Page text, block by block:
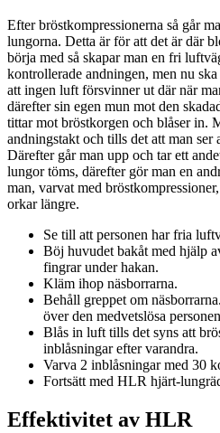
Efter bröstkompressionerna så går
lungorna. Detta är för att det är där
börja med så skapar man en fri
kontrollerade andningen, men nu
att ingen luft försvinner ut där när
därefter sin egen mun mot den
tittar mot bröstkorgen och blåser in.
andningstakt och tills det att man ser
Därefter går man upp och tar ett
lungor töms, därefter gör man en
man, varvat med
orkar längre.
Se till att personen har fria
Böj huvudet bakåt med hjälp
fingrar under hakan.
Kläm ihop näsborrarna.
Behåll greppet om
över den medvetslösa
Blås in luft tills det syns att
inblåsningar efter varandra.
Varva 2 inblåsningar med 30
Fortsätt med HLR hjärt-
Effektivitet av HLR